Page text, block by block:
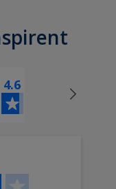
4.6